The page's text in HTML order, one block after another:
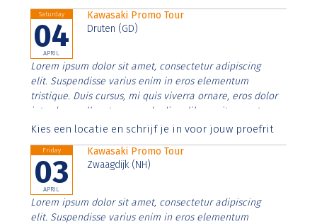
Saturday
04
APRIL
Kawasaki Promo Tour
Druten (GD)
Lorem ipsum dolor sit amet, consectetur adipiscing
elit. Suspendisse varius enim in eros elementum
tristique. Duis cursus, mi quis viverra ornare, eros dolor
interdum nulla, ut commodo diam libero vitae erat.
Aenean faucibus nibh et justo cursus id rutrum lorem
Kies een locatie en schrijf je in voor jouw proefrit
Friday
03
APRIL
Kawasaki Promo Tour
Zwaagdijk (NH)
Lorem ipsum dolor sit amet, consectetur adipiscing
elit. Suspendisse varius enim in eros elementum